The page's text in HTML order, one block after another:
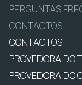
PERGUNTAS
CONTACTOS
CONTACTOS
PROVEDORA DO
PROVEDORA DO